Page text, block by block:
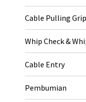
Cable Pulling
Whip Check &
Cable Entry
Pembumian